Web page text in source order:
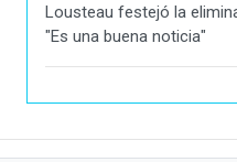
Lousteau festejó la
"Es una buena noticia"